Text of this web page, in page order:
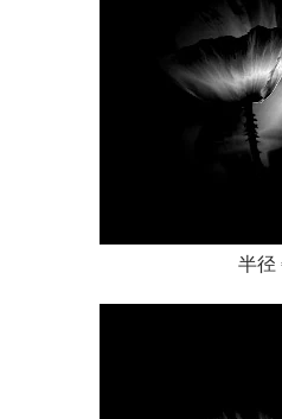
半径